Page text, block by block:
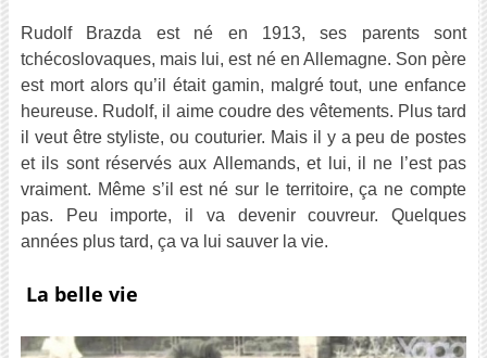
Rudolf Brazda est né en 1913, ses parents sont
tchécoslovaques, mais lui, est né en Allemagne. Son père
est mort alors qu’il était gamin, malgré tout, une enfance
heureuse. Rudolf, il aime coudre des vêtements. Plus tard
il veut être styliste, ou couturier. Mais il y a peu de postes
et ils sont réservés aux Allemands, et lui, il ne l’est pas
vraiment. Même s’il est né sur le territoire, ça ne compte
pas. Peu importe, il va devenir couvreur. Quelques
années plus tard, ça va lui sauver la vie.
La belle vie